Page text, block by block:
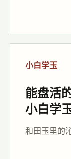
小白学玉
能盘活
小白学
和田玉里的